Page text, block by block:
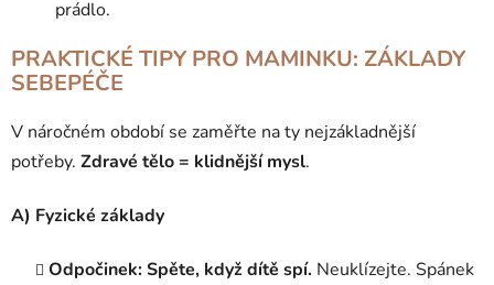
prádlo.
PRAKTICKÉ TIPY PRO MAMINKU: ZÁKLADY
SEBEPÉČE
V náročném období se zaměřte na ty nejzákladnější
potřeby. Zdravé tělo = klidnější mysl.
A) Fyzické základy
Odpočinek: Spěte, když dítě spí. Neuklízejte. Spánek